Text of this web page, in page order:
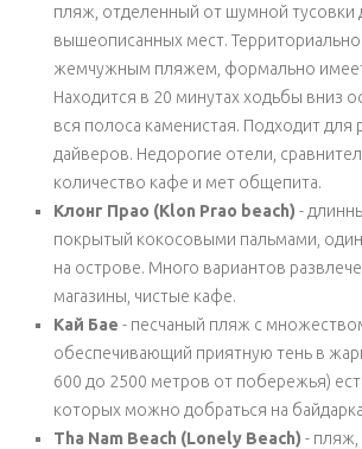
пляж, отделенный от шумной тусовки
вышеописанных мест. Территориально
жемчужным пляжем, формально
Находится в 20 минутах ходьбы вниз
вся полоса каменистая. Подходит для
дайверов. Недорогие отели,
количество кафе и мет общепита.
Клонг Прао (Klon Prao beach) -
покрытый кокосовыми пальмами,
на острове. Много вариантов
магазины, чистые кафе.
Кай Бае - песчаный пляж с
обеспечивающий приятную тень в
600 до 2500 метров от побережья)
которых можно добраться на
Tha Nam Beach (Lonely Beach) -